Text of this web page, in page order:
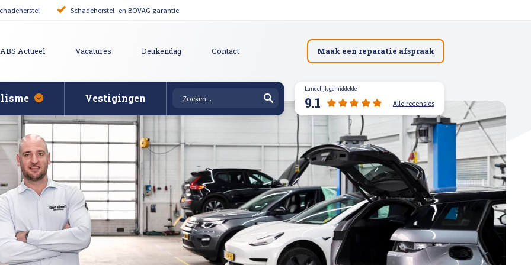
Schadeherstel- en BOVAG garantie
ABS Actueel Vacatures Deukendag Contact Maak een reparatie afspraak
bij schade
reparatie Bumper herstellen
polijsten en afstellen Krassen verwijderen
Schadeherstel Lakschade herstellen
Steenslag herstellen
herstellen Hagelschade herstellen
Vestigingen
Landelijk gemiddelde
9.1 Alle recensies
Afspraak maken